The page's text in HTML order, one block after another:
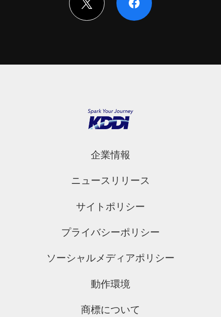
企業情報
ニュースリリース
サイトポリシー
プライバシーポリシー
ソーシャルメディアポリシー
動作環境
商標について